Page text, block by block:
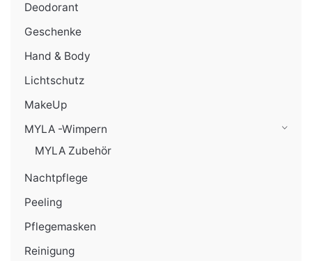
Deodorant
Geschenke
Hand & Body
Lichtschutz
MakeUp
MYLA -Wimpern
MYLA Zubehör
Nachtpflege
Peeling
Pflegemasken
Reinigung